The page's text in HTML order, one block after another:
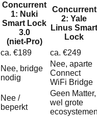
Concurrent
1: Nuki
Smart Lock
3.0
(niet‑Pro)
Concurrent
2: Yale
Linus Smart
Lock
ca. €189 ca. €249
Nee, bridge
nodig
Nee, aparte
Connect
WiFi Bridge
Nee /
beperkt
Geen Matter,
wel grote